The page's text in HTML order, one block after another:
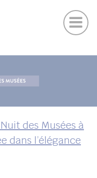
URBANISME )
)
des Musées à
dans l’élégance